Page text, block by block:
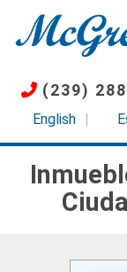
Pasar
principal
(239)
English